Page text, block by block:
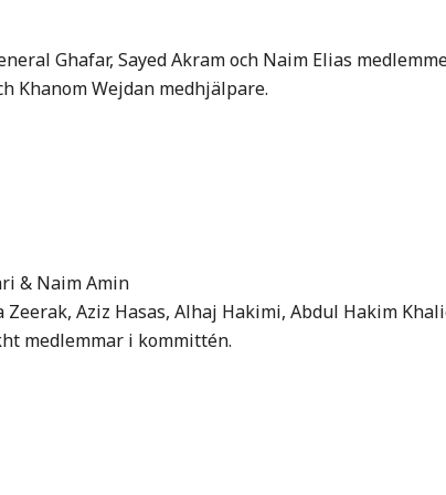
Ghafar, Sayed Akram och Naim Elias
Khanom Wejdan medhjälpare.
& Naim Amin
Aziz Hasas, Alhaj Hakimi, Abdul Hakim
medlemmar i kommittén.